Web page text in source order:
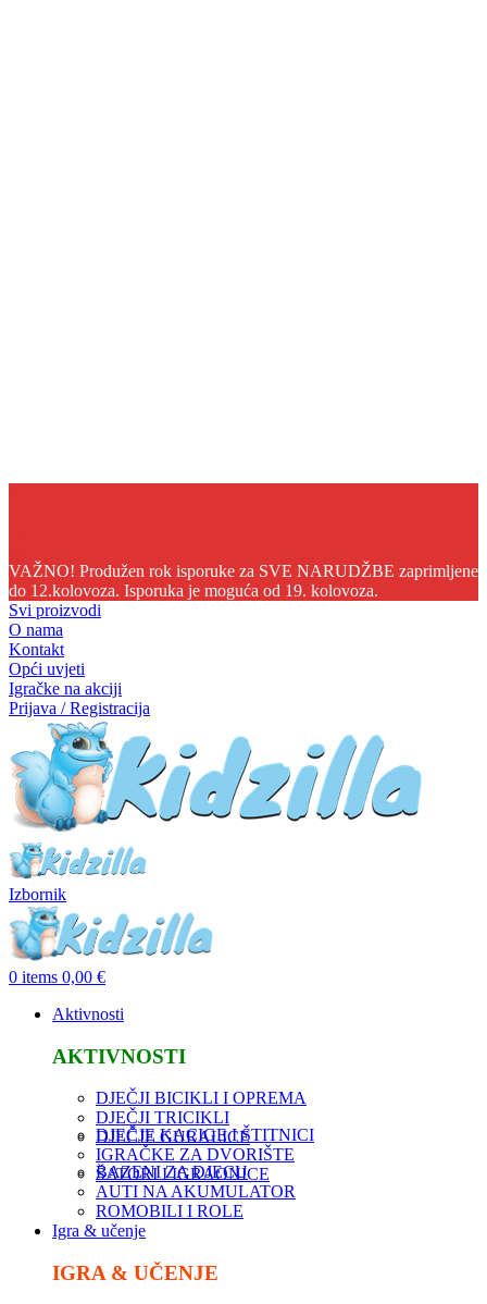
VAŽNO! Produžen rok isporuke za SVE NARUDŽBE zaprimljene
do 12.kolovoza. Isporuka je moguća od 19. kolovoza.
Svi proizvodi
O nama
Kontakt
Opći uvjeti
Igračke na akciji
Prijava / Registracija
Izbornik
0 items 0,00 €
Aktivnosti
AKTIVNOSTI
DJEČJI BICIKLI I OPREMA
DJEČJI TRICIKLI
DJEČJE GURALICE
DJEČJE KACIGE I ŠTITNICI
IGRAČKE ZA DVORIŠTE
ŠATORI I IGRAONICE
BAZENI ZA DJECU
AUTI NA AKUMULATOR
ROMOBILI I ROLE
Igra & učenje
IGRA & UČENJE